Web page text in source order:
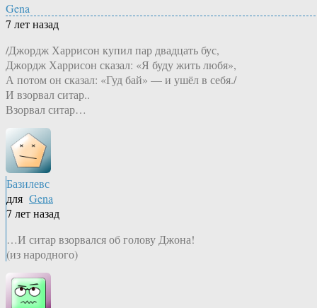
Gena
7 лет назад
/Джордж Харрисон купил пар двадцать бус,
Джордж Харрисон сказал: «Я буду жить любя»,
А потом он сказал: «Гуд бай» — и ушёл в себя./
И взорвал ситар..
Взорвал ситар…
Базилевс
для Gena
7 лет назад
…И ситар взорвался об голову Джона!
(из народного)